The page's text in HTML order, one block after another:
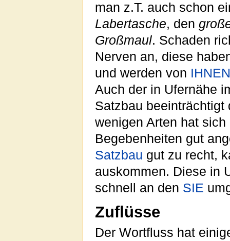
man z.T. auch schon
Labertasche, den
Großmaul. Schaden
Nerven an, diese
und werden von IHNEN
Auch der in Ufernähe
Satzbau
wenigen Arten hat
Begebenheiten gut
Satzbau gut zu recht,
auskommen. Diese in
schnell an den SIE
Zuflüsse
Der Wortfluss hat